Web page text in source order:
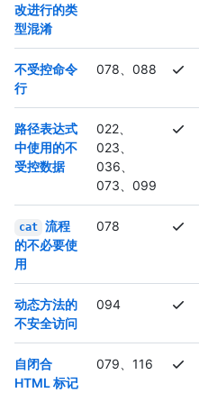
改进行的类
型混淆
不受控命令
行
078、088
路径表达式
中使用的不
受控数据
022、
023、
036、
073、099
cat 流程
的不必要使
用
078
动态方法的
不安全访问
094
自闭合
HTML 标记
079、116